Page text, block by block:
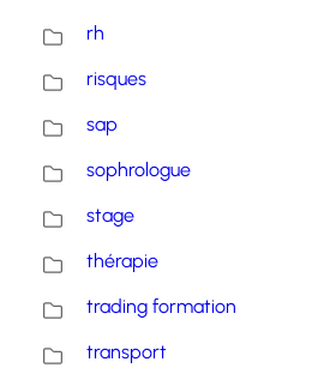
rh
risques
sap
sophrologue
stage
thérapie
trading formation
transport